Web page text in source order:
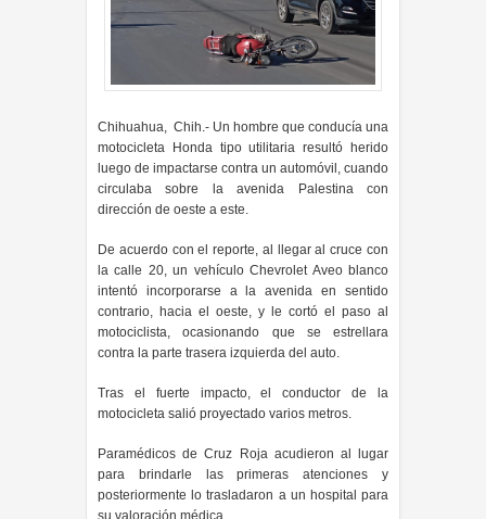
Chihuahua, Chih.- Un hombre que conducía una
motocicleta Honda tipo utilitaria resultó herido
luego de impactarse contra un automóvil, cuando
circulaba sobre la avenida Palestina con
dirección de oeste a este.
De acuerdo con el reporte, al llegar al cruce con
la calle 20, un vehículo Chevrolet Aveo blanco
intentó incorporarse a la avenida en sentido
contrario, hacia el oeste, y le cortó el paso al
motociclista, ocasionando que se estrellara
contra la parte trasera izquierda del auto.
Tras el fuerte impacto, el conductor de la
motocicleta salió proyectado varios metros.
Paramédicos de Cruz Roja acudieron al lugar
para brindarle las primeras atenciones y
posteriormente lo trasladaron a un hospital para
su valoración médica.